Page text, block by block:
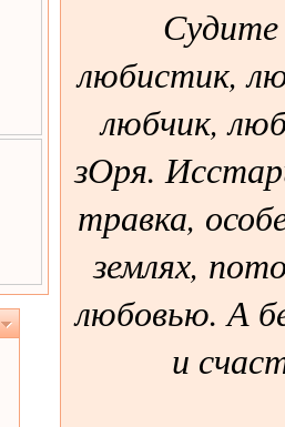
любистик,
любчик,
зОря.
травка,
землях,
любовью. А
и